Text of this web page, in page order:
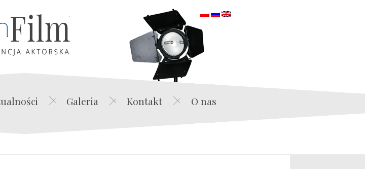
Edwin Film Agencja Aktorska
Galeria Kontakt O nas